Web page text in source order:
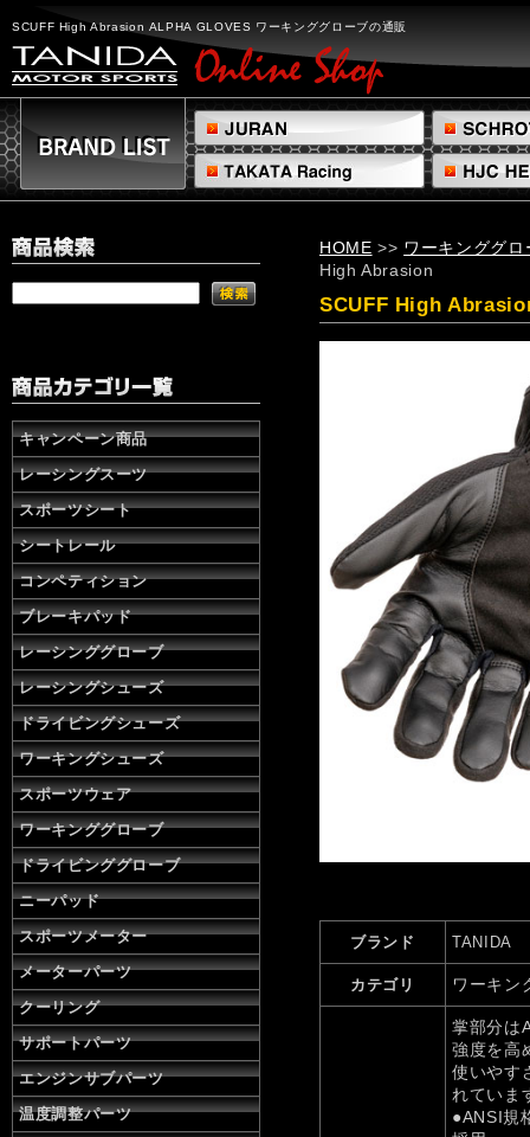
SCUFF High Abrasion ALPHA GLOVES ワーキンググローブの通販
SCUFF
High
AbrasionALPHA
GLOVES
ワ
ー
キ
ン
グ
ロ
ー
ブ
の
株
式
会
社
タ
ニ
ダ
キャンペーン商品
レーシングスーツ
スポーツシート
シートレール
コンペティション
ブレーキパッド
レーシンググローブ
レーシングシューズ
ドライビングシューズ
ワーキングシューズ
スポーツウェア
ワーキンググローブ
ドライビンググローブ
ニーパッド
スポーツメーター
メーターパーツ
クーリング
サポートパーツ
エンジンサブパーツ
温度調整パーツ
HOME >> ワーキンググロ
High Abrasion
SCUFF High
ブランド TANIDA
カテゴリ ワーキン
掌部分は
強度を高
使いやす
れていま
●ANSI規